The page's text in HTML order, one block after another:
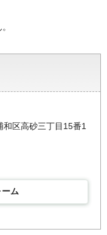
区高砂三丁目15番1
ム